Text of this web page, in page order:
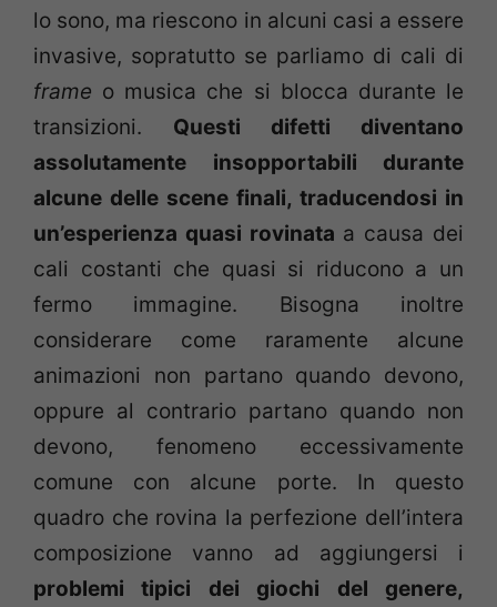
lo sono, ma riescono in alcuni casi a essere
invasive, sopratutto se parliamo di cali di
frame o musica che si blocca durante le
transizioni. Questi difetti diventano
assolutamente insopportabili durante
alcune delle scene finali, traducendosi in
un’esperienza quasi rovinata a causa dei
cali costanti che quasi si riducono a un
fermo immagine. Bisogna inoltre
considerare come raramente alcune
animazioni non partano quando devono,
oppure al contrario partano quando non
devono, fenomeno eccessivamente
comune con alcune porte. In questo
quadro che rovina la perfezione dell’intera
composizione vanno ad aggiungersi i
problemi tipici dei giochi del genere,